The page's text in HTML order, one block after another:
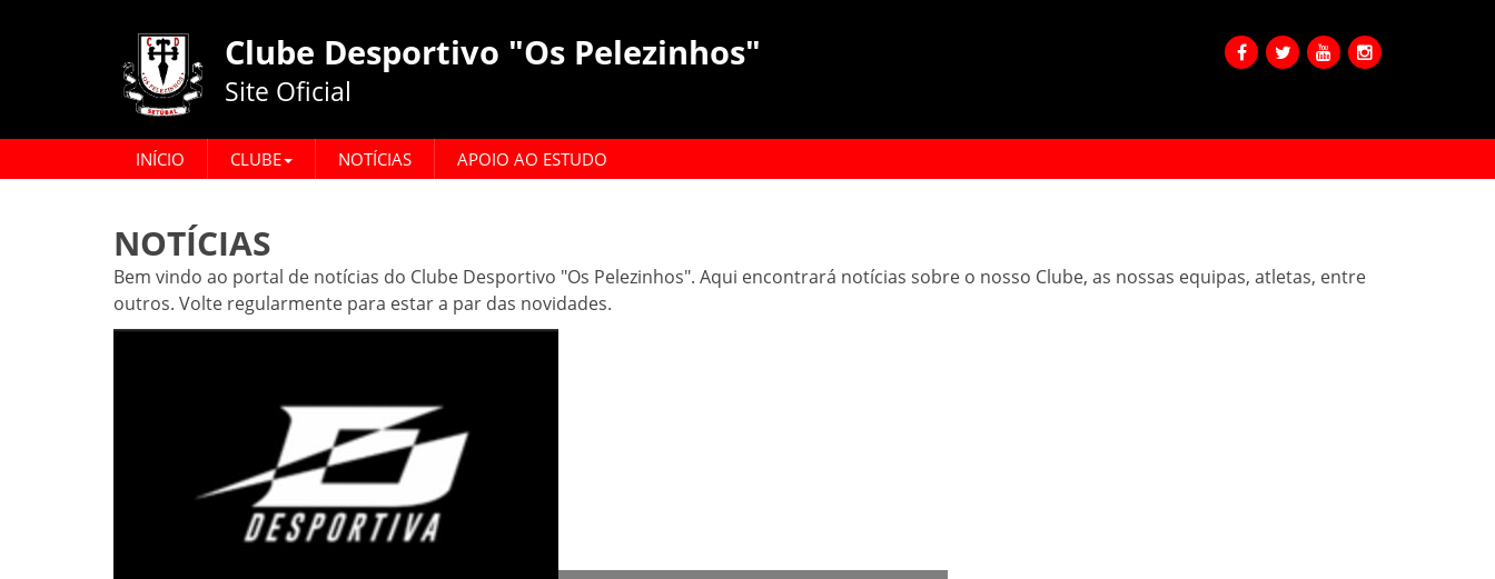
Clube Desportivo "Os Pelezinhos"
Site Oficial
INÍCIO CLUBE NOTÍCIAS APOIO AO ESTUDO
NOTÍCIAS
Bem vindo ao portal de notícias do Clube Desportivo "Os Pelezinhos". Aqui encontrará notícias sobre o nosso Clube, as nossas equipas, atletas, entre
outros. Volte regularmente para estar a par das novidades.